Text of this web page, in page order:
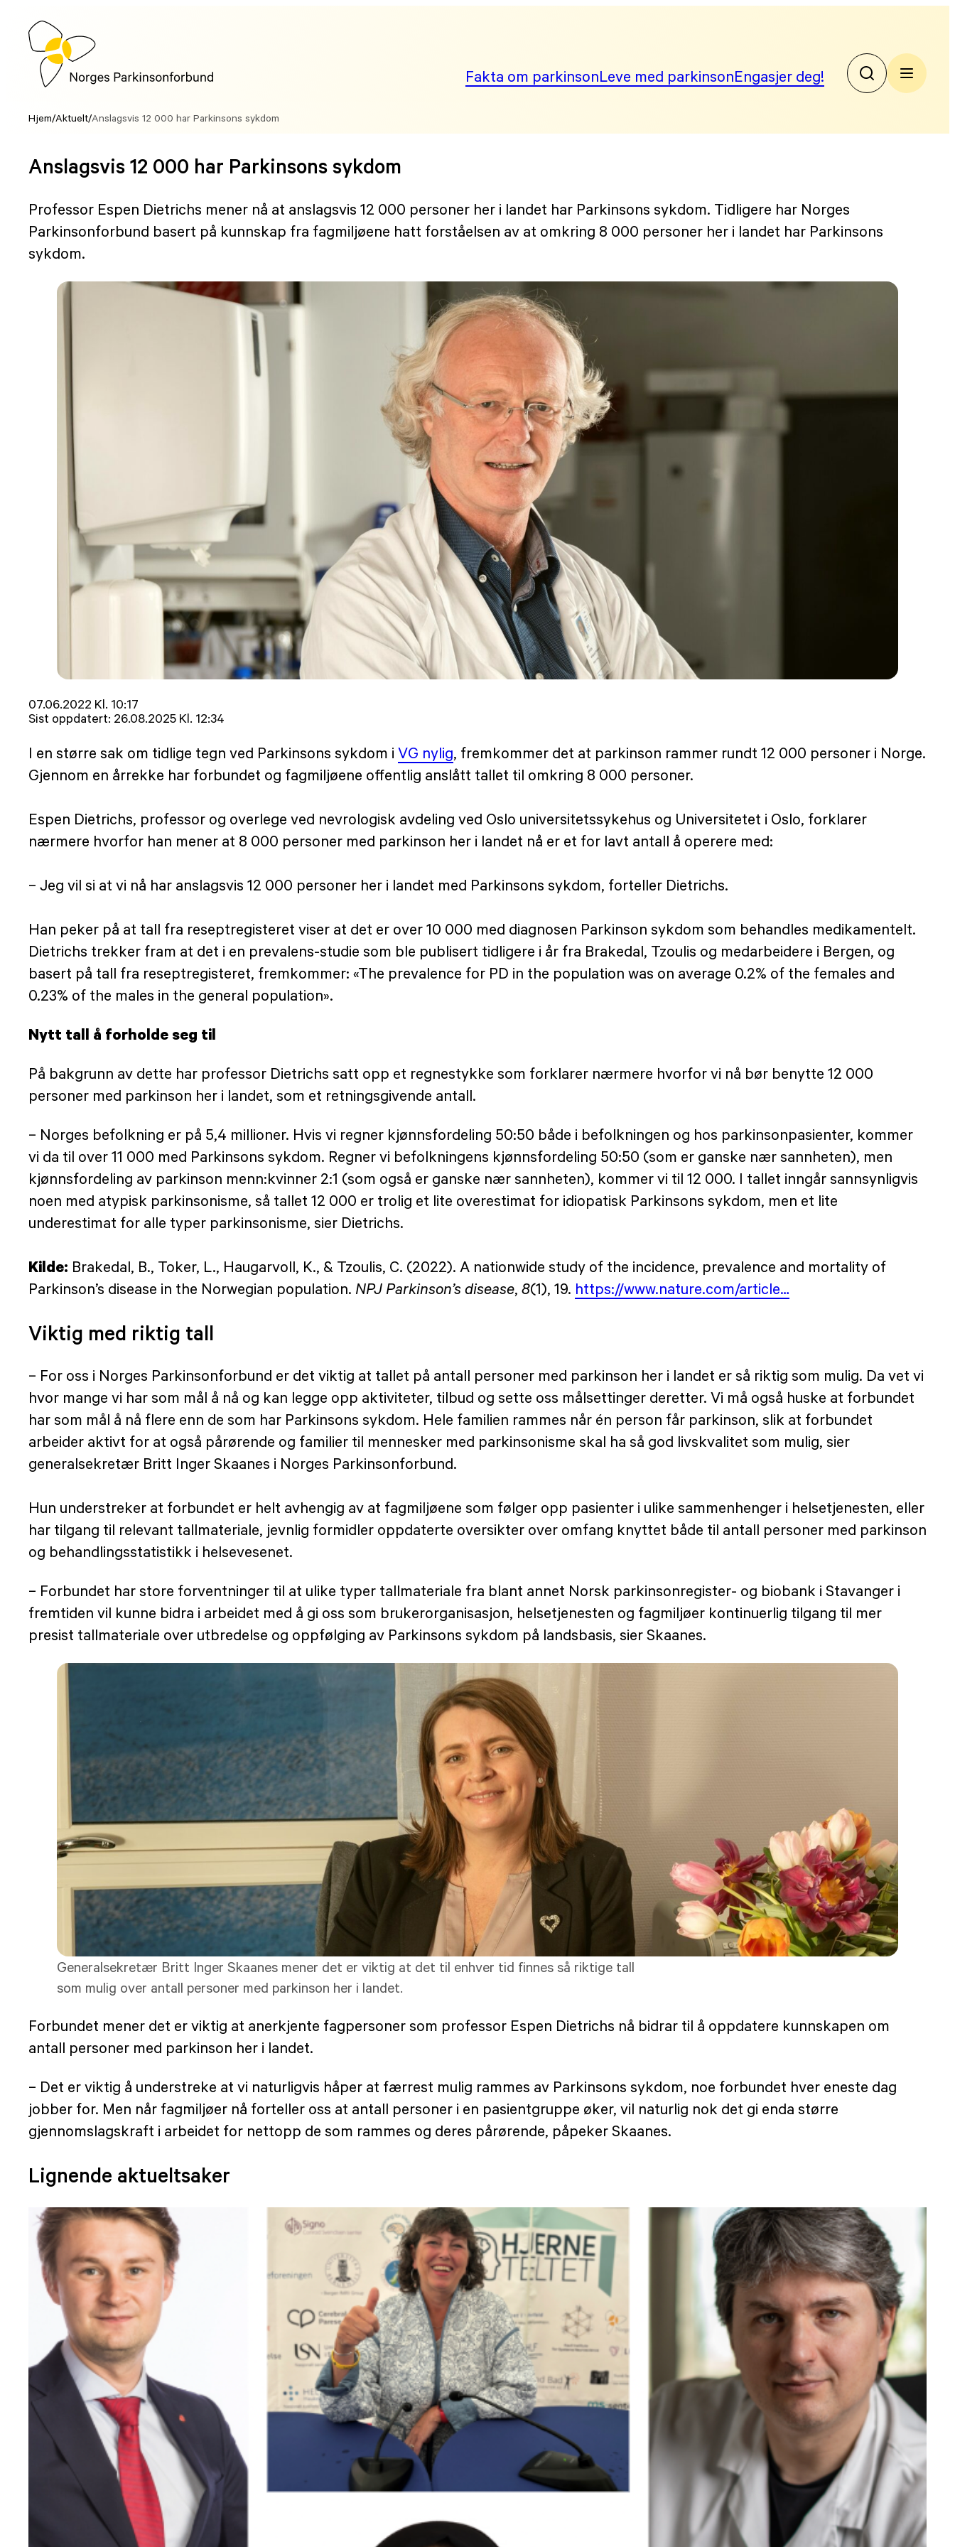
innhold
Fakta om parkinsonLeve med parkinsonEngasjer deg!
Hjem/Aktuelt/Anslagsvis 12 000 har Parkinsons sykdom
Anslagsvis 12 000 har Parkinsons sykdom
Professor Espen Dietrichs mener nå at anslagsvis 12 000 personer her i landet har Parkinsons sykdom. Tidligere har Norges
Parkinsonforbund basert på kunnskap fra fagmiljøene hatt forståelsen av at omkring 8 000 personer her i landet har Parkinsons
sykdom.
Lagt
ut
07.06.2022 Kl. 10:17
Sist oppdatert: 26.08.2025 Kl. 12:34
I en større sak om tidlige tegn ved Parkinsons sykdom i VG nylig, fremkommer det at parkinson rammer rundt 12 000 personer i Norge.
Gjennom en årrekke har forbundet og fagmiljøene offentlig anslått tallet til omkring 8 000 personer.
Espen Dietrichs, professor og overlege ved nevrologisk avdeling ved Oslo universitetssykehus og Universitetet i Oslo, forklarer
nærmere hvorfor han mener at 8 000 personer med parkinson her i landet nå er et for lavt antall å operere med:
– Jeg vil si at vi nå har anslagsvis 12 000 personer her i landet med Parkinsons sykdom, forteller Dietrichs.
Han peker på at tall fra reseptregisteret viser at det er over 10 000 med diagnosen Parkinson sykdom som behandles medikamentelt.
Dietrichs trekker fram at det i en prevalens-studie som ble publisert tidligere i år fra Brakedal, Tzoulis og medarbeidere i Bergen, og
basert på tall fra reseptregisteret, fremkommer: «The prevalence for PD in the population was on average 0.2% of the females and
0.23% of the males in the general population».
Nytt tall å forholde seg til
På bakgrunn av dette har professor Dietrichs satt opp et regnestykke som forklarer nærmere hvorfor vi nå bør benytte 12 000
personer med parkinson her i landet, som et retningsgivende antall.
– Norges befolkning er på 5,4 millioner. Hvis vi regner kjønnsfordeling 50:50 både i befolkningen og hos parkinsonpasienter, kommer
vi da til over 11 000 med Parkinsons sykdom. Regner vi befolkningens kjønnsfordeling 50:50 (som er ganske nær sannheten), men
kjønnsfordeling av parkinson menn:kvinner 2:1 (som også er ganske nær sannheten), kommer vi til 12 000. I tallet inngår sannsynligvis
noen med atypisk parkinsonisme, så tallet 12 000 er trolig et lite overestimat for idiopatisk Parkinsons sykdom, men et lite
underestimat for alle typer parkinsonisme, sier Dietrichs.
Kilde: Brakedal, B., Toker, L., Haugarvoll, K., & Tzoulis, C. (2022). A nationwide study of the incidence, prevalence and mortality of
Parkinson’s disease in the Norwegian population. NPJ Parkinson’s disease, 8(1), 19. https://www.nature.com/article…
Viktig med riktig tall
– For oss i Norges Parkinsonforbund er det viktig at tallet på antall personer med parkinson her i landet er så riktig som mulig. Da vet vi
hvor mange vi har som mål å nå og kan legge opp aktiviteter, tilbud og sette oss målsettinger deretter. Vi må også huske at forbundet
har som mål å nå flere enn de som har Parkinsons sykdom. Hele familien rammes når én person får parkinson, slik at forbundet
arbeider aktivt for at også pårørende og familier til mennesker med parkinsonisme skal ha så god livskvalitet som mulig, sier
generalsekretær Britt Inger Skaanes i Norges Parkinsonforbund.
Hun understreker at forbundet er helt avhengig av at fagmiljøene som følger opp pasienter i ulike sammenhenger i helsetjenesten, eller
har tilgang til relevant tallmateriale, jevnlig formidler oppdaterte oversikter over omfang knyttet både til antall personer med parkinson
og behandlingsstatistikk i helsevesenet.
– Forbundet har store forventninger til at ulike typer tallmateriale fra blant annet Norsk parkinsonregister- og biobank i Stavanger i
fremtiden vil kunne bidra i arbeidet med å gi oss som brukerorganisasjon, helsetjenesten og fagmiljøer kontinuerlig tilgang til mer
presist tallmateriale over utbredelse og oppfølging av Parkinsons sykdom på landsbasis, sier Skaanes.
Generalsekretær Britt Inger Skaanes mener det er viktig at det til enhver tid finnes så riktige tall
som mulig over antall personer med parkinson her i landet.
Forbundet mener det er viktig at anerkjente fagpersoner som professor Espen Dietrichs nå bidrar til å oppdatere kunnskapen om
antall personer med parkinson her i landet.
– Det er viktig å understreke at vi naturligvis håper at færrest mulig rammes av Parkinsons sykdom, noe forbundet hver eneste dag
jobber for. Men når fagmiljøer nå forteller oss at antall personer i en pasientgruppe øker, vil naturlig nok det gi enda større
gjennomslagskraft i arbeidet for nettopp de som rammes og deres pårørende, påpeker Skaanes.
Lignende aktueltsaker